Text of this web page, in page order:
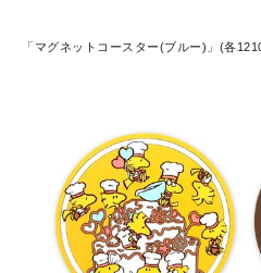
「マグネットコースター(ブルー)」(各